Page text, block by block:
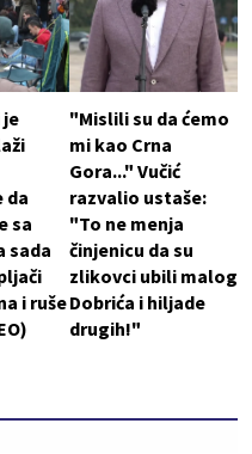
je
da
sa
sada
i ruše
"Mislili su da ćemo
mi kao Crna
Gora..." Vučić
razvalio ustaše:
"To ne menja
činjenicu da su
zlikovci ubili malog
Dobrića i hiljade
drugih!"